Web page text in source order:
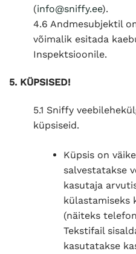
(info@sniffy.ee).
4.6 Andmesubjektil
võimalik esitada
Inspektsioonile.
5. KÜPSISED!
5.1 Sniffy
küpsiseid.
Küpsis on
salvestatakse
kasutaja
külastamiseks
(näiteks
Tekstifail
kasutatakse